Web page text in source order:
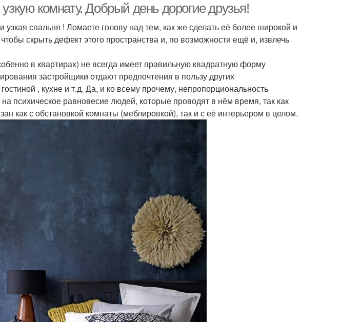
комнату. Добрый день дорогие друзья!
спальня ! Ломаете голову над тем, как же сделать её более широкой и
скрыть дефект этого пространства и, по возможности ещё и, извлечь
в квартирах) не всегда имеет правильную квадратную форму
застройщики отдают предпочтения в пользу других
, кухне и т.д. Да, и ко всему прочему, непропорциональность
психическое равновесие людей, которые проводят в нём время, так как
как с обстановкой комнаты (меблировкой), так и с её интерьером в целом.